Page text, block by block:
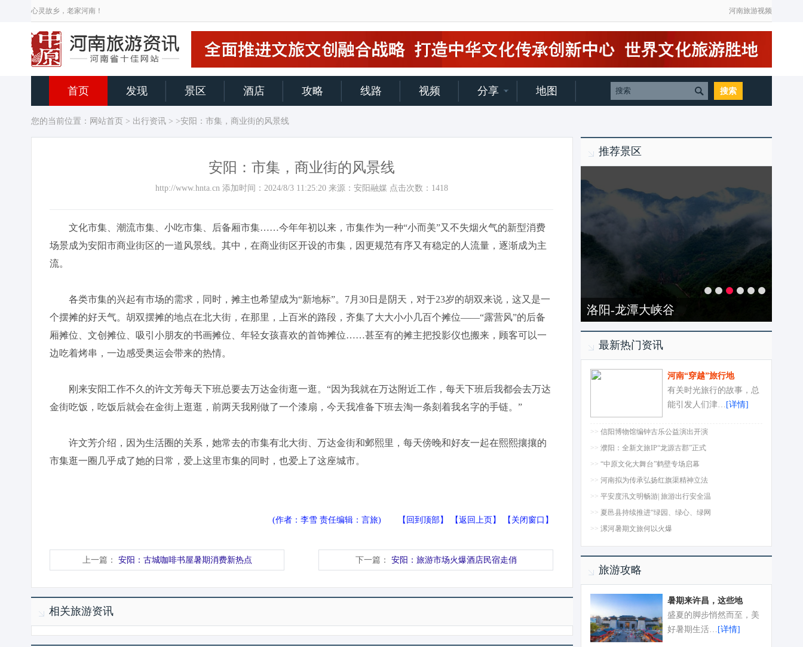
心灵故乡，老家河南！ 河南旅游视频
首页 发现 景区 酒店 攻略 线路 视频 分享 地图
您的当前位置： 网站首页 > 出行资讯 > >安阳：市集，商业街的风景线
安阳：市集，商业街的风景线
http://www.hnta.cn 添加时间：2024/8/3 11:25:20 来源：安阳融媒 点击次数： 1418
文化市集、潮流市集、小吃市集、后备厢市集……今年年初以来，市集作为一种“小而美”又不失烟火气的新型消费
场景成为安阳市商业街区的一道风景线。其中，在商业街区开设的市集，因更规范有序又有稳定的人流量，逐渐成为主
流。
各类市集的兴起有市场的需求，同时，摊主也希望成为“新地标”。7月30日是阴天，对于23岁的胡双来说，这又是一
个摆摊的好天气。胡双摆摊的地点在北大街，在那里，上百米的路段，齐集了大大小小几百个摊位——“露营风”的后备
厢摊位、文创摊位、吸引小朋友的书画摊位、年轻女孩喜欢的首饰摊位……甚至有的摊主把投影仪也搬来，顾客可以一
边吃着烤串，一边感受奥运会带来的热情。
刚来安阳工作不久的许文芳每天下班总要去万达金街逛一逛。“因为我就在万达附近工作，每天下班后我都会去万达
金街吃饭，吃饭后就会在金街上逛逛，前两天我刚做了一个漆扇，今天我准备下班去淘一条刻着我名字的手链。”
许文芳介绍，因为生活圈的关系，她常去的市集有北大街、万达金街和邺熙里，每天傍晚和好友一起在熙熙攘攘的
市集逛一圈几乎成了她的日常，爱上这里市集的同时，也爱上了这座城市。
(作者：李雪 责任编辑：言旅) 【 回到顶部】 【返回上页 】 【 关闭窗口 】
上一篇： 安阳：古城咖啡书屋暑期消费新热点 下一篇： 安阳：旅游市场火爆酒店民宿走俏
相关旅游资讯
推荐景区
洛阳-龙潭大峡谷
最新热门资讯
河南“穿越”旅行地
有关时光旅行的故事，总
能引发人们津… [详情]
>> 信阳博物馆编钟古乐公益演出开演
>> 濮阳：全新文旅IP“龙源古郡”正式
>> “中原文化大舞台”鹤壁专场启幕
>> 河南拟为传承弘扬红旗渠精神立法
>> 平安度汛文明畅游| 旅游出行安全温
>> 夏邑县持续推进“绿园、绿心、绿网
>> 漯河暑期文旅何以火爆
旅游攻略
暑期来许昌，这些地
盛夏的脚步悄然而至，美
好暑期生活… [详情]